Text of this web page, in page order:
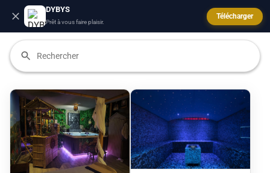
DYBYS
Prêt à vous faire plaisir.
Télécharger